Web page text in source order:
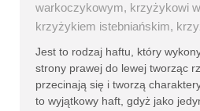
warkoczykowym, krzyżykowi
krzyżykiem istebniańskim,
Jest to rodzaj haftu, który
strony prawej do lewej tworząc
przecinają się i tworzą
to wyjątkowy haft, gdyż jako